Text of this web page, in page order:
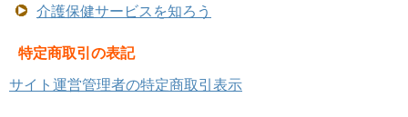
介護保健サービスを知ろう
特定商取引の表記
サイト運営管理者の特定商取引表示